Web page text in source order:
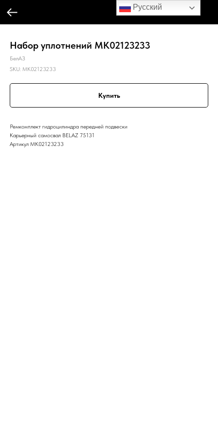
Русский
Набор уплотнений MK02123233
БелАЗ
SKU: MK02123233
Купить
Ремкомплект гидроцилиндра передней подвески
Карьерный самосвал BELAZ 75131
Артикул MK02123233